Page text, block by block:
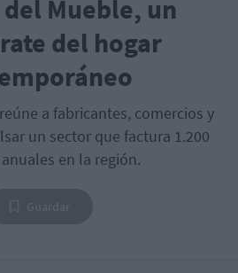
Mueble, un
del hogar
a fabricantes, comercios y
un sector que factura 1.200
en la región.